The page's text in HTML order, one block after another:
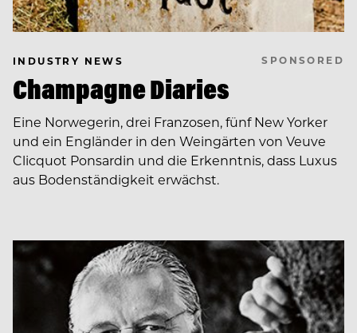
INDUSTRY NEWS SPONSORED
Champagne Diaries
Eine Norwegerin, drei Franzosen, fünf New Yorker
und ein Engländer in den Weingärten von Veuve
Clicquot Ponsardin und die Erkenntnis, dass Luxus
aus Bodenständigkeit erwächst.